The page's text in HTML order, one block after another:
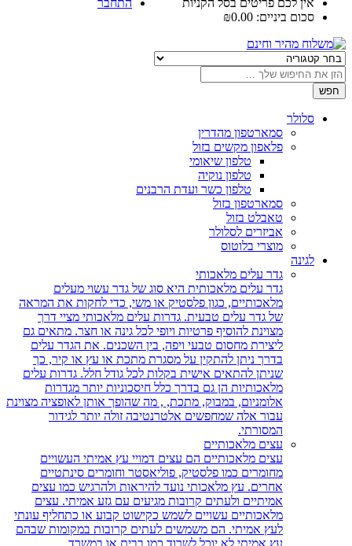
סכום ביניים:
₪0.00
חפש
סלולר
סמארטפון מהדרין
פלאפון מקשים בזול
טלפון שיאומי
טלפון נוקיה
טלפון כשר ועדת הרבנים
סמארטפון בזול
טאבלט בזול
אביזרים לסלולר
מוצרי בלוטוס
לגינה
גדר עלים מלאכותי
גדר עלים מלאכותית היא סוג של גדר עשוי מעלים
מלאכותיים, כגון פלסטיק או משי, כדי לחקות את המראה
של גדר עלים טבעית. גדרות עלים מלאכותי מציי דרך
מצוינת להוסיף פרטיות ויופי לכל גינה או חצר. מתאים גם
ליצירת מחסום טבעי ויפה, בין השכנים. את הגדר עלים
בדרך ניתן להתקין על מסגרת מתכת או עץ או קיר, כך
שניתן להתאים אישית בקלות לכל גודל חלל. גדרות עלים
מלאכותיות הן גם בדרך כלל חיסכוניות יותר מגדרות
אלומניום, במבוק, מתכת, , מה שהופך אותן לאופציה מצוינת
עבור אלה שמחפשים אלטרנטיבה זולה יותר לגידור
המסורתי.
עצים מלאכותיים
עצים מלאכותיים הם עצים דמויי עץ אמיתי העשויים
מחומרים כמו פלסטיק, פוליאסטר וחומרים סינתטיים
אחרים. עץ מלאכותי נועד להיראות ולהרגיש כמו עצים
אמיתיים ולעתים קרובות מגיעים עם גזע אמיתי. עצים
מלאכותיים עשויים לשמש כקישוט קבוע או כתחליף עונתי
לעץ אמיתי. הם משמשים לעתים קרובות במקומות שבהם
עץ אמיתי לא יוכל לשרוד כמו בבית או במשרד.